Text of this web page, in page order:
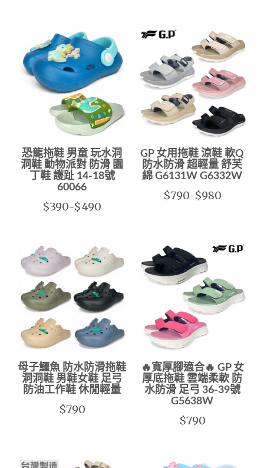
恐龍拖鞋 男童 玩水洞
洞鞋 動物派對 防滑 園
丁鞋 護趾 14-18號
60066
$390-$490
GP 女用拖鞋 涼鞋 軟Q
防水防滑 超輕量 舒芙
綿 G6131W G6332W
$790-$980
母子鱷魚 防水防滑拖鞋
洞洞鞋 男鞋女鞋 足弓
防油工作鞋 休閒輕量
$790
🔥寬厚腳適合🔥 GP 女
厚底拖鞋 雲端柔軟 防
水防滑 足弓 36-39號
G5638W
$790